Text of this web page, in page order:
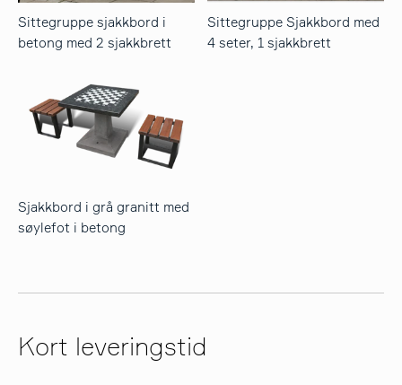
Sittegruppe sjakkbord i
betong med 2 sjakkbrett
Sittegruppe Sjakkbord med
4 seter, 1 sjakkbrett
Sjakkbord i grå granitt med
søylefot i betong
Kort leveringstid